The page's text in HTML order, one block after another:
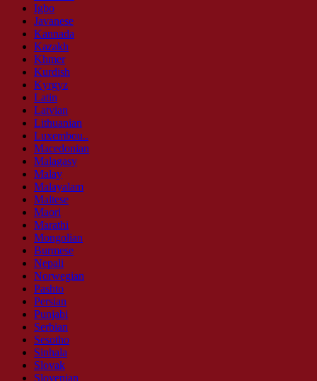
Igbo
Javanese
Kannada
Kazakh
Khmer
Kurdish
Kyrgyz
Latin
Latvian
Lithuanian
Luxembou..
Macedonian
Malagasy
Malay
Malayalam
Maltese
Maori
Marathi
Mongolian
Burmese
Nepali
Norwegian
Pashto
Persian
Punjabi
Serbian
Sesotho
Sinhala
Slovak
Slovenian